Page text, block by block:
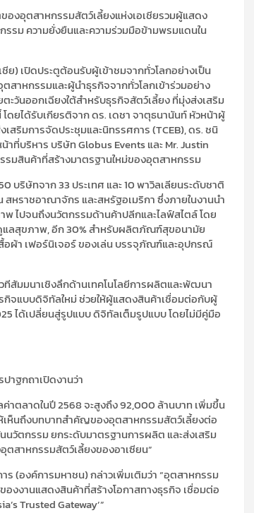
องอุตสาหกรรมสัตว์เลี้ยงแห่งเอเชียรวมผู้แสดง
รม ความยั่งยืนและความร่วมมือข้ามพรมแดนใน
ชีย) เปิดประตูต้อนรับผู้เข้าชมจากทั่วโลกอย่างเป็น
สาหกรรมและผู้นำธุรกิจจากทั่วโลกเข้าร่วมอย่าง
ะวันออกเฉียงใต้สำหรับธุรกิจสัตว์เลี้ยง ที่มุ่งส่งเสริม
ดยได้รับเกียรติจากดร. เดชา จาตุธนานันท์ หัวหน้าผู้
สริมการจัดประชุมและนิทรรศการ (TCEB),ดร. ชนิ
น้าที่บริหาร บริษัทGlobus EventsและMr. Justin
รมสินค้าที่สร้างมาตรฐานใหม่ของอุตสาหกรรม
บริษัทจาก33 ประเทศ และ10พาวิลเลียนระดับชาติ
สหราชอาณาจักร และสหรัฐอเมริกา ซึ่งภายในงานนำ
ไปจนถึงนวัตกรรมด้านค้าปลีกและไลฟ์สไตล์ โดย
แลสุขภาพ,อีก30%สำหรับผลิตภัณฑ์สุขอนามัย
อผ้า เฟอร์นิเจอร์ ของเล่น บรรจุภัณฑ์และอุปกรณ์
ทีสัมมนาเชิงลึกด้านเทคโนโลยีการผลิตและพัฒนา
จแบบดิจิทัลใหม่ ช่วยให้ผู้แสดงสินค้าเชื่อมต่อกับผู้
ได้เปลี่ยนสู่รูปแบบ ดิจิทัลเต็มรูปแบบ โดยไม่มีคู่มือ
ปาฐกถาเปิดงานว่า
าตลาดในปี2568จะสูงถึง92,000ล้านบาท เพิ่มขึ้น
เห็นถึงบทบาทสำคัญของอุตสาหกรรมสัตว์เลี้ยงต่อ
วัตกรรม ยกระดับมาตรฐานการผลิต และส่งเสริม
ตสาหกรรมสัตว์เลี้ยงของอาเซียน”
(องค์การมหาชน) กล่าวเพิ่มเติมว่า“อุตสาหกรรม
งงานแสดงสินค้าที่สร้างโอกาสทางธุรกิจ เชื่อมต่อ
Trusted Gateway’”